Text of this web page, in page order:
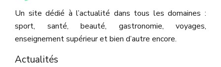
Un site dédié à l’actualité dans tous les domaines :
sport, santé, beauté, gastronomie, voyages,
enseignement supérieur et bien d’autre encore.
Actualités